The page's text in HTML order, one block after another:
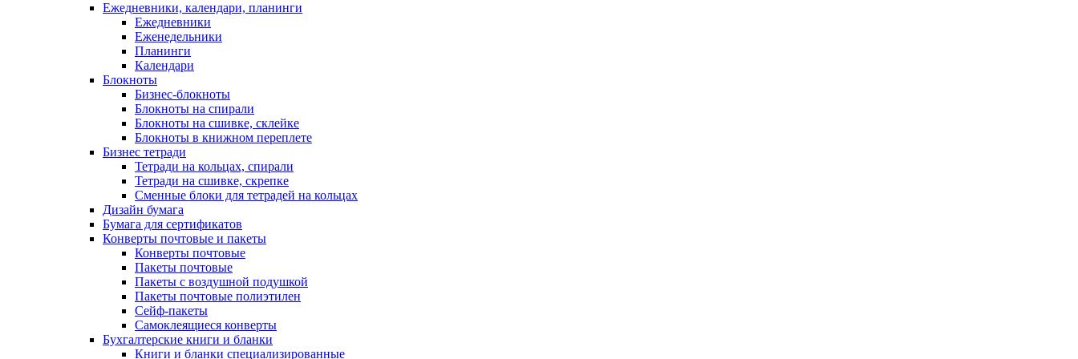
Ежедневники, календари, планинги
Ежедневники
Еженедельники
Планинги
Календари
Блокноты
Бизнес-блокноты
Блокноты на спирали
Блокноты на сшивке, склейке
Блокноты в книжном переплете
Бизнес тетради
Тетради на кольцах, спирали
Тетради на сшивке, скрепке
Сменные блоки для тетрадей на кольцах
Дизайн бумага
Бумага для сертификатов
Конверты почтовые и пакеты
Конверты почтовые
Пакеты почтовые
Пакеты с воздушной подушкой
Пакеты почтовые полиэтилен
Сейф-пакеты
Самоклеящиеся конверты
Бухгалтерские книги и бланки
Книги и бланки специализированные